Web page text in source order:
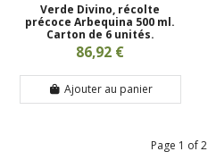
Verde Divino, récolte
précoce Arbequina 500 ml.
Carton de 6 unités.
86,92 €
Ajouter au panier
Page 1 of 2